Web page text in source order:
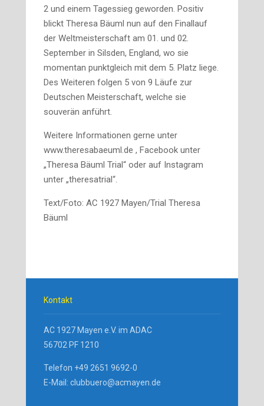
2 und einem Tagessieg geworden. Positiv
blickt Theresa Bäuml nun auf den Finallauf
der Weltmeisterschaft am 01. und 02.
September in Silsden, England, wo sie
momentan punktgleich mit dem 5. Platz liege.
Des Weiteren folgen 5 von 9 Läufe zur
Deutschen Meisterschaft, welche sie
souverän anführt.
Weitere Informationen gerne unter
www.theresabaeuml.de , Facebook unter
„Theresa Bäuml Trial“ oder auf Instagram
unter „theresatrial“.
Text/Foto: AC 1927 Mayen/Trial Theresa
Bäuml
Kontakt
AC 1927 Mayen e.V. im ADAC
56702 PF 1210
Telefon +49 2651 9692-0
E-Mail: clubbuero@acmayen.de